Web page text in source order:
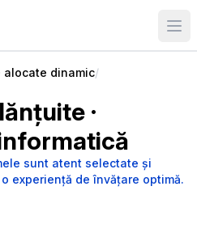
alocate dinamic/
·
sunt atent selectate și
experiență de învățare optimă.